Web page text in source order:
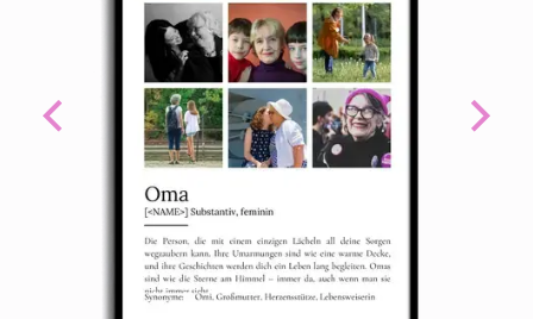
Previous Next